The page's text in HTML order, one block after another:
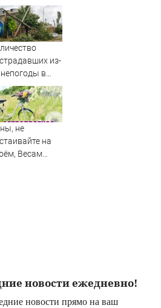
и дыни
из-
в
на-Дону
до 28
не
на
Весам
новости ежедневно!
новости прямо на ваш